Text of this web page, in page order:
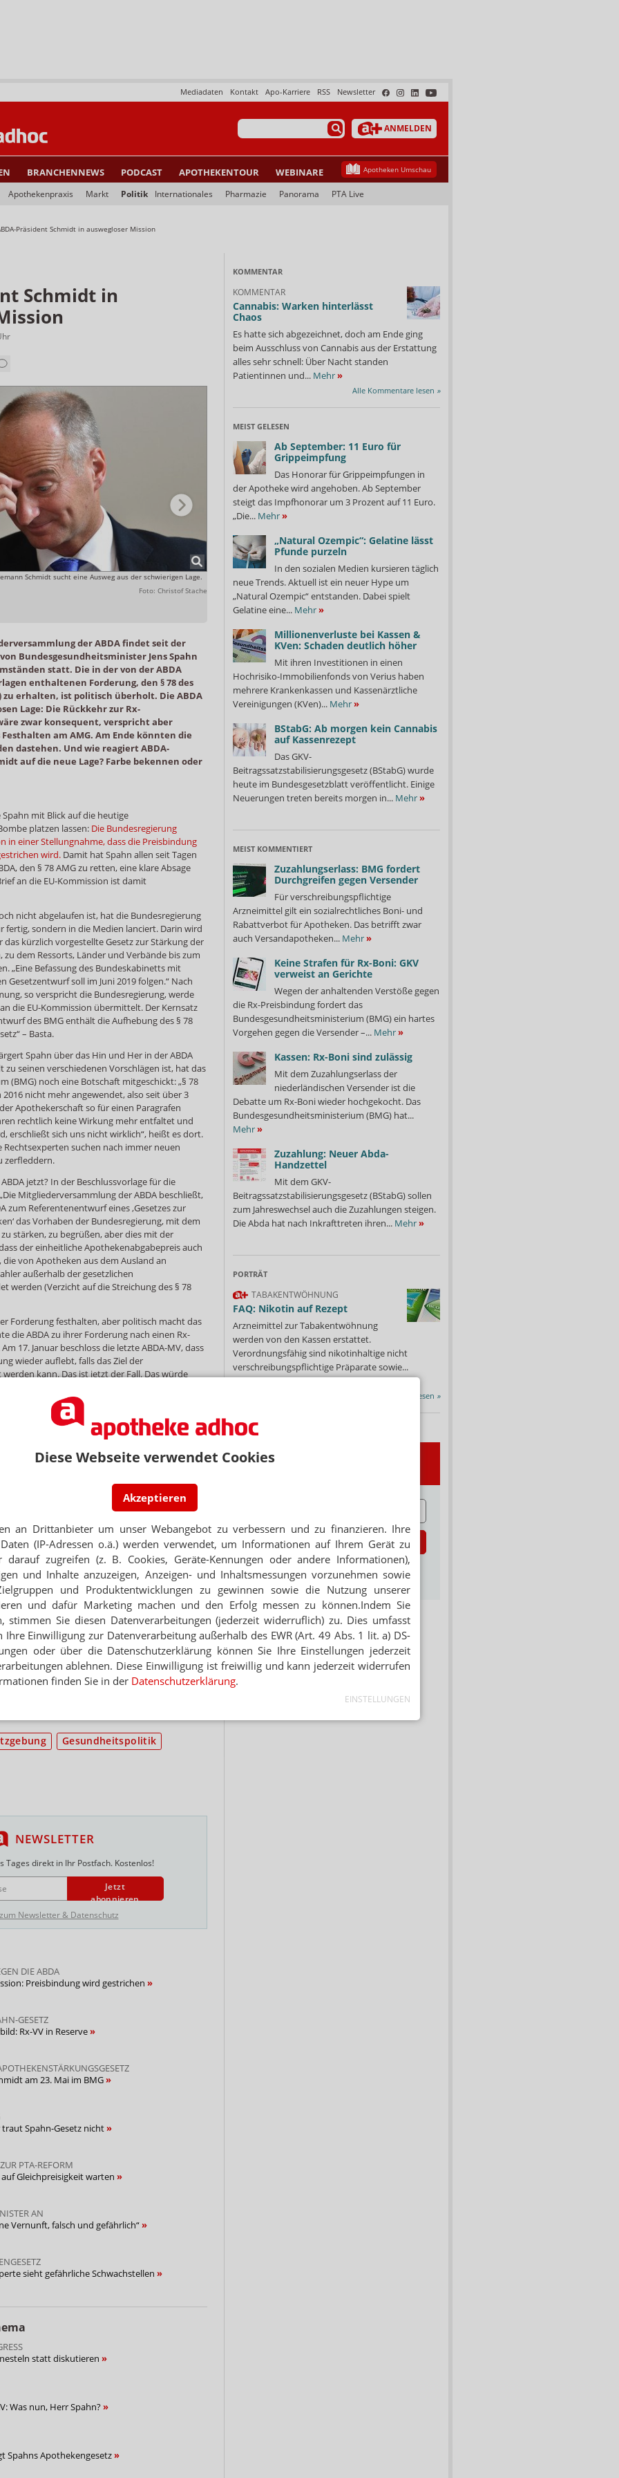
Diese Webseite verwendet Cookies
Akzeptieren
an Drittanbieter um unser Webangebot zu verbessern und zu finanzieren. Ihre
(IP-Adressen o.ä.) werden verwendet, um Informationen auf Ihrem Gerät zu
zugreifen (z. B. Cookies, Geräte-Kennungen oder andere Informationen),
und Inhalte anzuzeigen, Anzeigen- und Inhaltsmessungen vorzunehmen sowie
und Produktentwicklungen zu gewinnen sowie die Nutzung unserer
und dafür Marketing machen und den Erfolg messen zu können.Indem Sie
stimmen Sie diesen Datenverarbeitungen (jederzeit widerruflich) zu. Dies umfasst
Ihre Einwilligung zur Datenverarbeitung außerhalb des EWR (Art. 49 Abs. 1 lit. a) DS-
oder über die Datenschutzerklärung können Sie Ihre Einstellungen jederzeit
ablehnen. Diese Einwilligung ist freiwillig und kann jederzeit widerrufen
finden Sie in der Datenschutzerklärung.
EINSTELLUNGEN
Newsletter
RSS
Apo-Karriere
Kontakt
Mediadaten
ANMELDEN
BRANCHENNEWS PODCAST APOTHEKENTOUR WEBINARE Apotheken Umschau
Apothekenpraxis Markt Politik Internationales Pharmazie Panorama PTA Live
Präsident Schmidt in auswegloser Mission
Schmidt in
Schmidt sucht eine Ausweg aus der schwierigen Lage.
Foto: Christof Stache
Kein Weg zurück: Jens Spahn verspricht der EU-Kommission die Streichung der Preisbindung im
der ABDA findet seit der
Bundesgesundheitsminister Jens Spahn
statt. Die in der von der ABDA
enthaltenen Forderung, den § 78 des
zu erhalten, ist politisch überholt. Die ABDA
Lage: Die Rückkehr zur Rx-
zwar konsequent, verspricht aber
am AMG. Am Ende könnten die
dastehen. Und wie reagiert ABDA-
auf die neue Lage? Farbe bekennen oder
mit Blick auf die heutige
platzen lassen: Die Bundesregierung
in einer Stellungnahme, dass die Preisbindung
wird. Damit hat Spahn allen seit Tagen
den § 78 AMG zu retten, eine klare Absage
an die EU-Kommission ist damit
nicht abgelaufen ist, hat die Bundesregierung
sondern in die Medien lanciert. Darin wird
kürzlich vorgestellte Gesetz zur Stärkung der
dem Ressorts, Länder und Verbände bis zum
„Eine Befassung des Bundeskabinetts mit
soll im Juni 2019 folgen.“ Nach
so verspricht die Bundesregierung, werde
die EU-Kommission übermittelt. Der Kernsatz
des BMG enthält die Aufhebung des § 78
– Basta.
Spahn über das Hin und Her in der ABDA
zu seinen verschiedenen Vorschlägen ist, hat das
(BMG) noch eine Botschaft mitgeschickt: „§ 78
nicht mehr angewendet, also seit über 3
Apothekerschaft so für einen Paragrafen
rechtlich keine Wirkung mehr entfaltet und
erschließt sich uns nicht wirklich“, heißt es dort.
Rechtsexperten suchen nach immer neuen
zerfleddern.
jetzt? In der Beschlussvorlage für die
Mitgliederversammlung der ABDA beschließt,
zum Referentenentwurf eines ‚Gesetzes zur
das Vorhaben der Bundesregierung, mit dem
stärken, zu begrüßen, aber dies mit der
der einheitliche Apothekenabgabepreis auch
von Apotheken aus dem Ausland an
außerhalb der gesetzlichen
werden (Verzicht auf die Streichung des § 78
Forderung festhalten, aber politisch macht das
die ABDA zu ihrer Forderung nach einen Rx-
17. Januar beschloss die letzte ABDA-MV, dass
wieder auflebt, falls das Ziel der
kann. Das ist jetzt der Fall. Das würde
mit diesem Thema wieder in die
und versuchen müsste, die CDU/CSU-Fraktion
Rückwärts wären gering: Immerhin hat ABDA-
mehrfach eingeräumt, das er keine
eines Rx-Versandverbotes mehr
auch in der Union.
Schmidt weiter? Seine Autorität ist
der ABDA-Präsident in der für die Zukunft
Frage, ist vom Rx-Versandverbot
Alternative mehr.
Spahn. In zahlreichen Gesprächen wurde der
B vorbereitet. Zweimal stand Schmidt an der
Bühne: beim DAT in München und in der
Alles nutzte nichts. Schmidt ließ zu, dass
Angebot versenkten – zuerst den Rx-Boni-
Aus Sicht von Spahn ist der ABDA-Präsident nicht
keinen Sinn.
Rolle als Moderator interpretiert. Heute ist er in
Die Fronten sind jetzt klar. Mit Spahn gibt
Präsident muss jetzt Farbe bekennen: Führt
Konflikt mit Spahn und der Union, der
er Konsequenzen?
Gesundheitspolitik
NEWSLETTER
Tages direkt in Ihr Postfach. Kostenlos!
Jetzt
abonnieren
Newsletter & Datenschutz
DIE ABDA
Preisbindung wird gestrichen
GESETZ
Rx-VV in Reserve
am 23. Mai im BMG
Spahn-Gesetz nicht
PTA-REFORM
auf Gleichpreisigkeit warten
AN
Vernunft, falsch und gefährlich“
sieht gefährliche Schwachstellen
statt diskutieren
Was nun, Herr Spahn?
Spahns Apothekengesetz
KOMMENTAR
KOMMENTAR
Cannabis: Warken hinterlässt
Chaos
Es hatte sich abgezeichnet, doch am Ende ging
beim Ausschluss von Cannabis aus der Erstattung
alles sehr schnell: Über Nacht standen
Patientinnen und... Mehr»
Alle Kommentare lesen »
MEIST GELESEN
Ab September: 11 Euro für
Grippeimpfung
Das Honorar für Grippeimpfungen in
der Apotheke wird angehoben. Ab September
steigt das Impfhonorar um 3 Prozent auf 11 Euro.
„Die... Mehr»
„Natural Ozempic“: Gelatine lässt
Pfunde purzeln
In den sozialen Medien kursieren täglich
neue Trends. Aktuell ist ein neuer Hype um
„Natural Ozempic“ entstanden. Dabei spielt
Gelatine eine... Mehr»
Millionenverluste bei Kassen &
KVen: Schaden deutlich höher
Mit ihren Investitionen in einen
Hochrisiko-Immobilienfonds von Verius haben
mehrere Krankenkassen und Kassenärztliche
Vereinigungen (KVen)... Mehr»
BStabG: Ab morgen kein Cannabis
auf Kassenrezept
Das GKV-
Beitragssatzstabilisierungsgesetz (BStabG) wurde
heute im Bundesgesetzblatt veröffentlicht. Einige
Neuerungen treten bereits morgen in... Mehr»
MEIST KOMMENTIERT
Zuzahlungserlass: BMG fordert
Durchgreifen gegen Versender
Für verschreibungspflichtige
Arzneimittel gilt ein sozialrechtliches Boni- und
Rabattverbot für Apotheken. Das betrifft zwar
auch Versandapotheken... Mehr»
Keine Strafen für Rx-Boni: GKV
verweist an Gerichte
Wegen der anhaltenden Verstöße gegen
die Rx-Preisbindung fordert das
Bundesgesundheitsministerium (BMG) ein hartes
Vorgehen gegen die Versender –... Mehr»
Kassen: Rx-Boni sind zulässig
Mit dem Zuzahlungserlass der
niederländischen Versender ist die
Debatte um Rx-Boni wieder hochgekocht. Das
Bundesgesundheitsministerium (BMG) hat...
Mehr»
Zuzahlung: Neuer Abda-
Handzettel
Mit dem GKV-
Beitragssatzstabilisierungsgesetz (BStabG) sollen
zum Jahreswechsel auch die Zuzahlungen steigen.
Die Abda hat nach Inkrafttreten ihren... Mehr»
PORTRÄT
TABAKENTWÖHNUNG
FAQ: Nikotin auf Rezept
Arzneimittel zur Tabakentwöhnung
werden von den Kassen erstattet.
Verordnungsfähig sind nikotinhaltige nicht
verschreibungspflichtige Präparate sowie...
Mehr»
Alle Porträts lesen »
Jetzt abonnieren
Hinweis zum Newsletter &
Datenschutz